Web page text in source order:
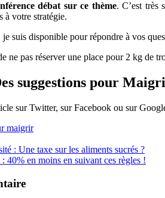
débat sur ce thème. C’est très
à votre stratégie.
je suis disponible pour répondre à vos
ne pas réserver une place pour 2 kg de
suggestions pour
sur Twitter, sur Facebook ou sur
maigrir
: Une taxe sur les aliments sucrés ?
: 40% en moins en suivant ces règles !